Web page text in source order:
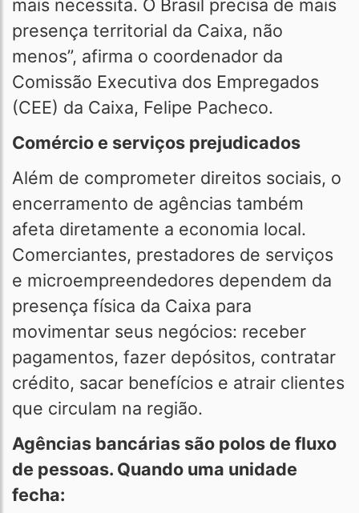
mais necessita. O Brasil precisa de mais
presença territorial da Caixa, não
menos”, afirma o coordenador da
Comissão Executiva dos Empregados
(CEE) da Caixa, Felipe Pacheco.
Comércio e serviços prejudicados
Além de comprometer direitos sociais, o
encerramento de agências também
afeta diretamente a economia local.
Comerciantes, prestadores de serviços
e microempreendedores dependem da
presença física da Caixa para
movimentar seus negócios: receber
pagamentos, fazer depósitos, contratar
crédito, sacar benefícios e atrair clientes
que circulam na região.
Agências bancárias são polos de fluxo
de pessoas. Quando uma unidade
fecha: